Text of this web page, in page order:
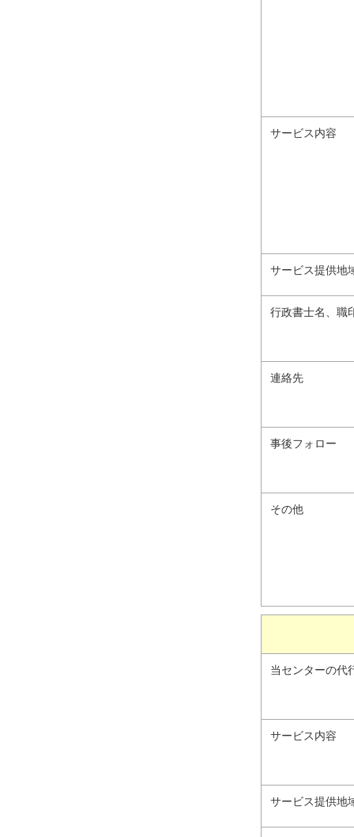
サービス内容
サービス提供地
行政書士名、職
連絡先
事後フォロー
その他
当センターの代
サービス内容
サービス提供地